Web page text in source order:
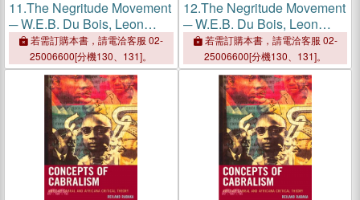
11.The Negritude Movement
─ W.E.B. Du Bois, Leon
Damas, Aime Cesaire,
Leopold Senghor, Frantz
Fanon, and the Evolution of
an Insurgent Idea
若需訂購本書，請電洽客服 02-
25006600[分機130、131]。
12.The Negritude Movement
─ W.E.B. Du Bois, Leon
Damas, Aime Cesaire,
Leopold Senghor, Frantz
Fanon, and the Evolution of
an Insurgent Idea
若需訂購本書，請電洽客服 02-
25006600[分機130、131]。